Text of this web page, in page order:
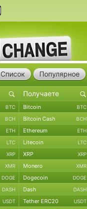
Список Популярное
BTC Bitcoin BTC
BCH Bitcoin Cash BCH
ETH Ethereum ETH
LTC Litecoin LTC
XRP XRP XRP
XMR Monero XMR
DOGE Dogecoin DOGE
DASH Dash DASH
USDT Tether ERC20 USDT